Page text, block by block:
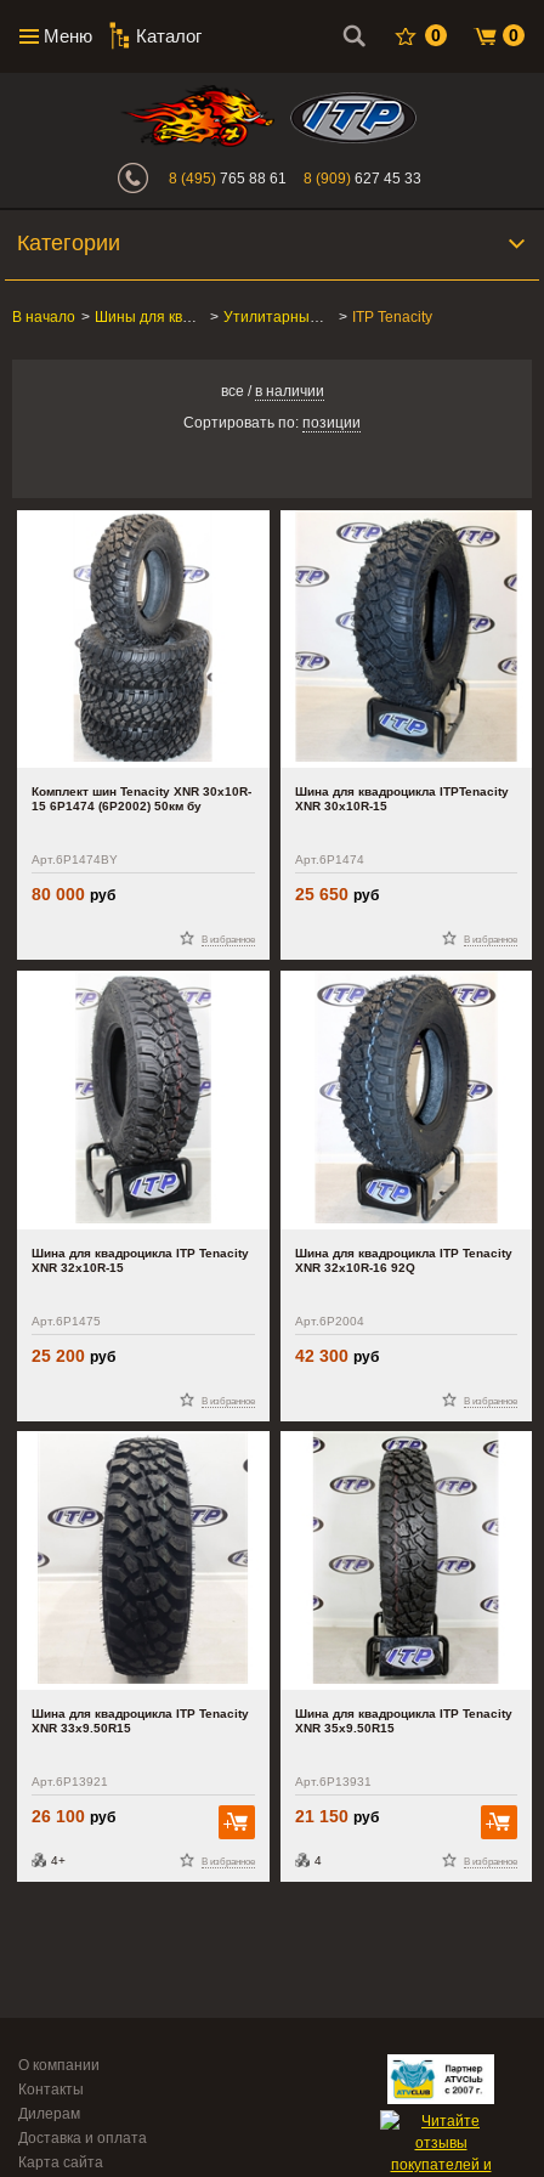
Меню Каталог 0 0
Интернет-магазин "Поросенок".
8 (495) 765 88 61 8 (909) 627 45 33
Категории
В начало > Шины для квадроцикла > Утилитарные ATV/SxS > ITP Tenacity
все /в наличии
Сортировать по: позиции
Комплект шин Tenacity XNR 30x10R-
15 6P1474 (6P2002) 50км бу
Арт.6P1474BY
80 000руб
В избранное
Шина для квадроцикла ITPTenacity
XNR 30x10R-15
Арт.6P1474
25 650 руб
В избранное
Шина для квадроцикла ITP Tenacity
XNR 32x10R-15
Арт.6P1475
25 200руб
В избранное
Шина для квадроцикла ITP Tenacity
XNR 32x10R-16 92Q
Арт.6P2004
42 300 руб
В избранное
Шина для квадроцикла ITP Tenacity
XNR 33x9.50R15
Арт.6P13921
26 100руб
В избранное
4+
В корзину
Шина для квадроцикла ITP Tenacity
XNR 35x9.50R15
Арт.6P13931
21 150 руб
В избранное
4
О компании
Контакты
Дилерам
Доставка и оплата
Карта сайта